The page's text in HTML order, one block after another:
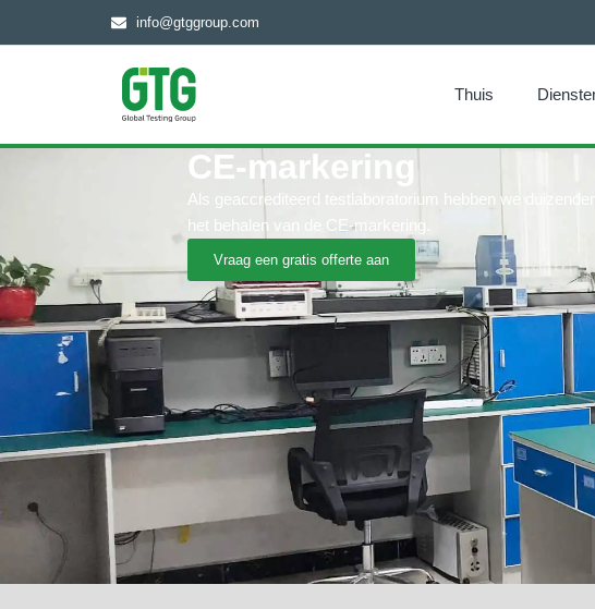
info@gtggroup.com
Thuis
CE-markering
Als geaccrediteerd testlaboratorium hebben we
het behalen van de CE-markering.
Vraag een gratis offerte aan